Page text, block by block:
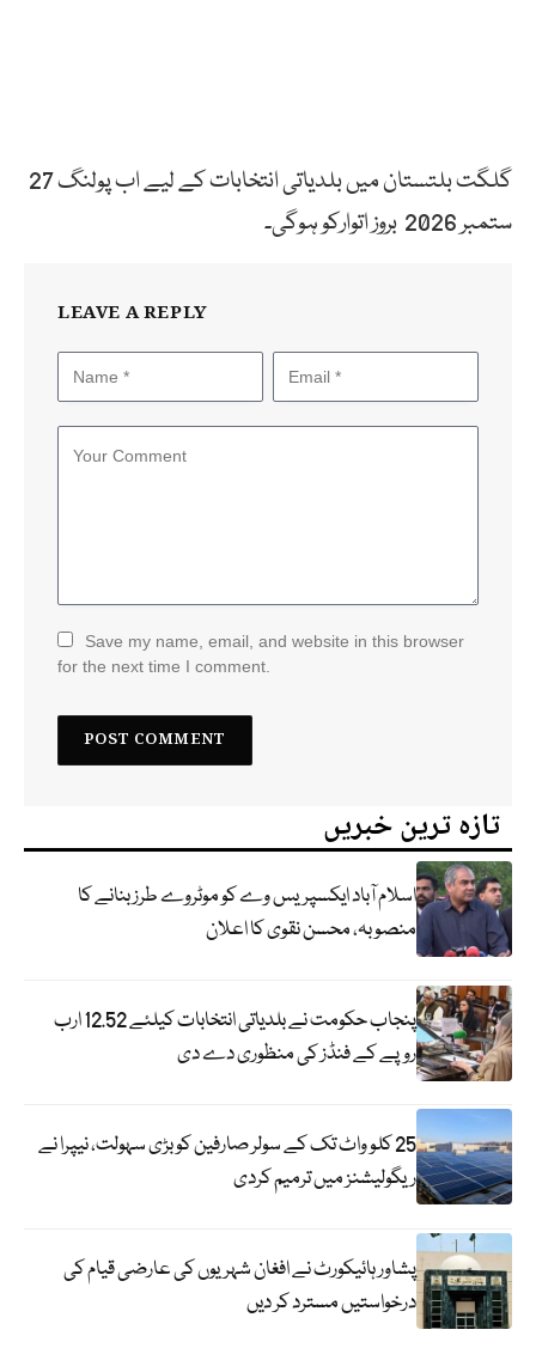
گلگت بلتستان میں بلدیاتی انتخابات کے لیے اب پولنگ 27
ستمبر 2026 بروز اتوارکو ہوگی۔
LEAVE A REPLY
Save my name, email, and website in this browser
for the next time I comment.
تازہ ترین خبریں
اسلام آباد ایکسپریس وے کو موٹروے طرز بنانے کا
منصوبہ، محسن نقوی کا اعلان
پنجاب حکومت نے بلدیاتی انتخابات کیلئے 12.52 ارب
روپے کے فنڈز کی منظوری دے دی
25 کلو واٹ تک کے سولر صارفین کو بڑی سہولت، نیپرا نے
ریگولیشنز میں ترمیم کردی
پشاور ہائیکورٹ نے افغان شہریوں کی عارضی قیام کی
درخواستیں مسترد کر دیں